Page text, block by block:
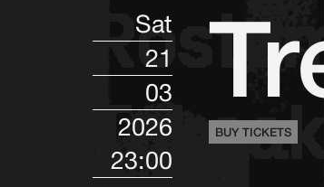
Sat
21
03
2026
23:00
BUY TICKETS